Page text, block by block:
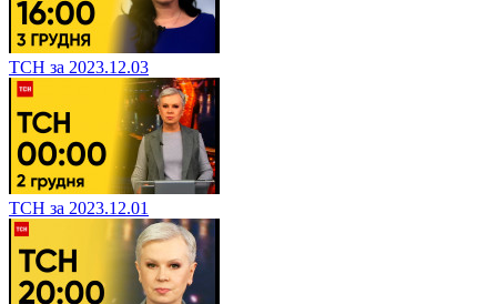
ТСН за 2023.12.03
ТСН за 2023.12.01